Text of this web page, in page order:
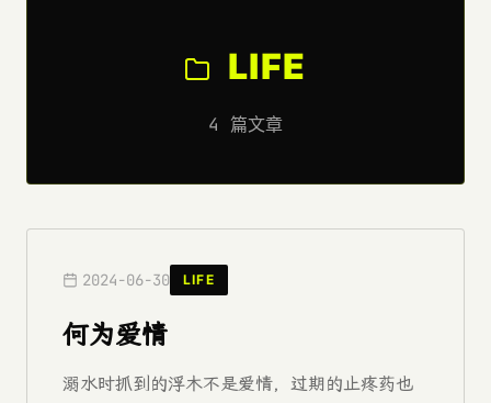
LIFE
4 篇文章
2024-06-30 LIFE
何为爱情
溺水时抓到的浮木不是爱情，过期的止疼药也